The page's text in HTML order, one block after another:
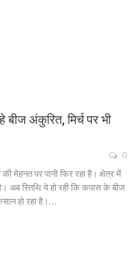
बीज अंकुरित, मिर्च पर भी
0
मेहनत पर पानी फिर रहा है। क्षेत्र में
अब स्तिथि ये हो रही कि कपास के बीज
हो रहा है।…